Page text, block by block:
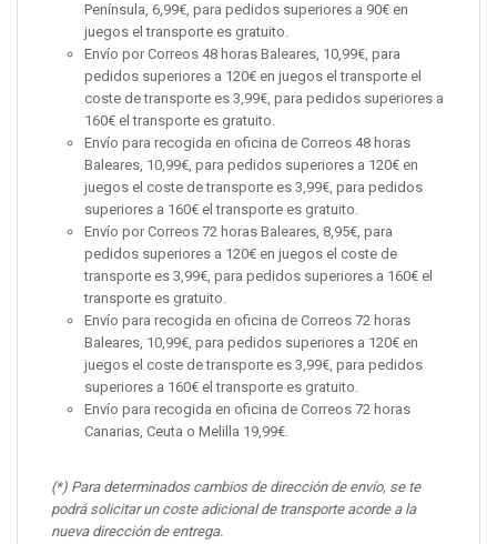
Península, 6,99€, para pedidos superiores a 90€ en
juegos el transporte es gratuito.
Envío por Correos 48 horas Baleares, 10,99€, para
pedidos superiores a 120€ en juegos el transporte el
coste de transporte es 3,99€, para pedidos superiores a
160€ el transporte es gratuito.
Envío para recogida en oficina de Correos 48 horas
Baleares, 10,99€, para pedidos superiores a 120€ en
juegos el coste de transporte es 3,99€, para pedidos
superiores a 160€ el transporte es gratuito.
Envío por Correos 72 horas Baleares, 8,95€, para
pedidos superiores a 120€ en juegos el coste de
transporte es 3,99€, para pedidos superiores a 160€ el
transporte es gratuito.
Envío para recogida en oficina de Correos 72 horas
Baleares, 10,99€, para pedidos superiores a 120€ en
juegos el coste de transporte es 3,99€, para pedidos
superiores a 160€ el transporte es gratuito.
Envío para recogida en oficina de Correos 72 horas
Canarias, Ceuta o Melilla 19,99€.
(*) Para determinados cambios de dirección de envío, se te
podrá solicitar un coste adicional de transporte acorde a la
nueva dirección de entrega.